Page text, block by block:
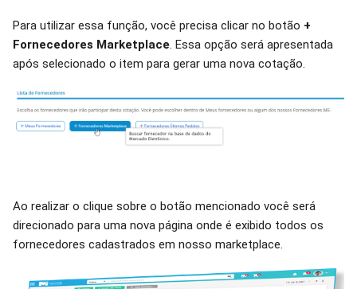
Para utilizar essa função, você precisa clicar no botão +
Fornecedores Marketplace. Essa opção será apresentada
após selecionado o item para gerar uma nova cotação.
Ao realizar o clique sobre o botão mencionado você será
direcionado para uma nova página onde é exibido todos os
fornecedores cadastrados em nosso marketplace.